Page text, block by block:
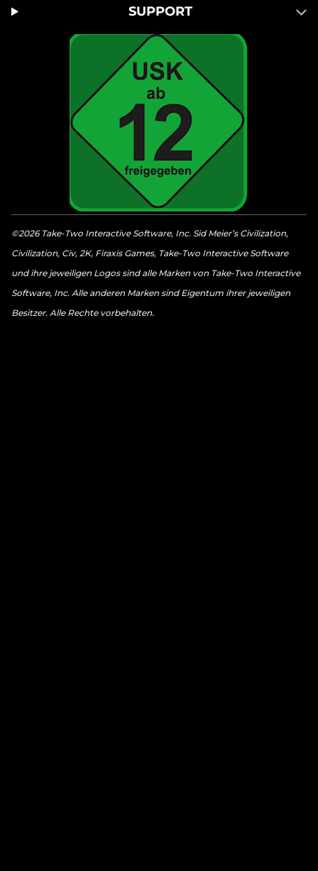
SUPPORT
©2026 Take-Two Interactive Software, Inc. Sid Meier’s Civilization,
Civilization, Civ, 2K, Firaxis Games, Take-Two Interactive Software
und ihre jeweiligen Logos sind alle Marken von Take-Two Interactive
Software, Inc. Alle anderen Marken sind Eigentum ihrer jeweiligen
Besitzer. Alle Rechte vorbehalten.